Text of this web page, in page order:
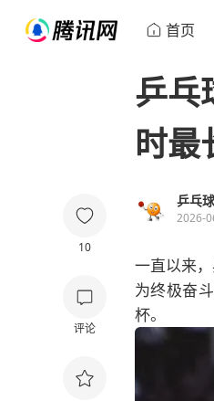
首页
10
评论
乒乓
时最
乒乓
2026-
一直以来
为终极奋
杯。